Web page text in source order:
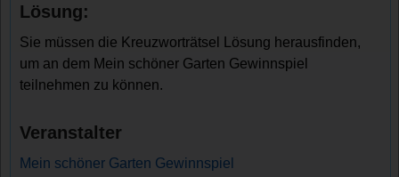
Lösung:
Sie müssen die Kreuzworträtsel Lösung herausfinden,
um an dem Mein schöner Garten Gewinnspiel
teilnehmen zu können.
Veranstalter
Mein schöner Garten Gewinnspiel